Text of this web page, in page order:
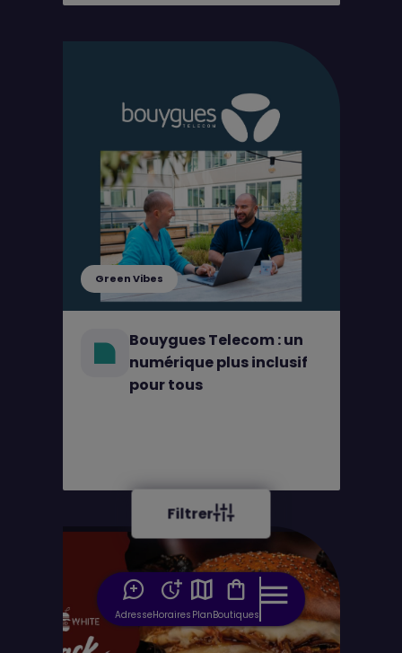
AdresseHoraires PlanBoutiques
Filtrer
Green Vibes
Bouygues Telecom : un
numérique plus inclusif
pour tous